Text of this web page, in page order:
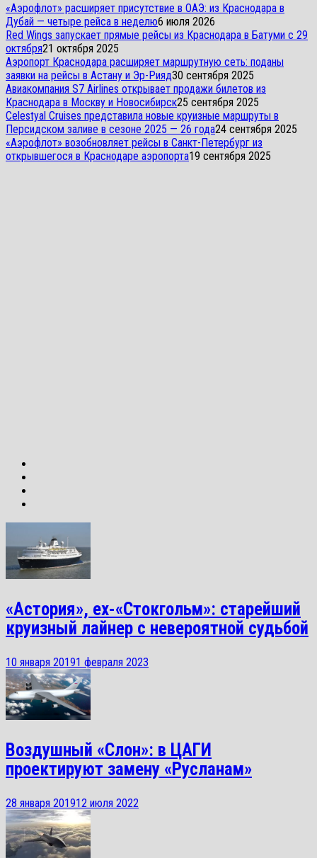
«Аэрофлот» расширяет присутствие в ОАЭ: из Краснодара в
Дубай — четыре рейса в неделю6 июля 2026
Red Wings запускает прямые рейсы из Краснодара в Батуми с 29
октября21 октября 2025
Аэропорт Краснодара расширяет маршрутную сеть: поданы
заявки на рейсы в Астану и Эр-Рияд30 сентября 2025
Авиакомпания S7 Airlines открывает продажи билетов из
Краснодара в Москву и Новосибирск25 сентября 2025
Celestyal Cruises представила новые круизные маршруты в
Персидском заливе в сезоне 2025 — 26 года24 сентября 2025
«Аэрофлот» возобновляет рейсы в Санкт-Петербург из
открывшегося в Краснодаре аэропорта19 сентября 2025
«Астория», ex-«Стокгольм»: старейший
круизный лайнер с невероятной судьбой
10 января 20191 февраля 2023
Воздушный «Слон»: в ЦАГИ
проектируют замену «Русланам»
28 января 201912 июля 2022